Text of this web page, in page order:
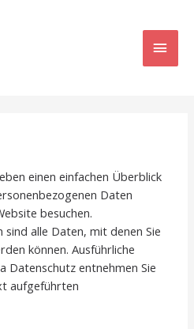
einen einfachen Überblick
Daten
besuchen.
alle Daten, mit denen Sie
können. Ausführliche
Datenschutz entnehmen Sie
aufgeführten